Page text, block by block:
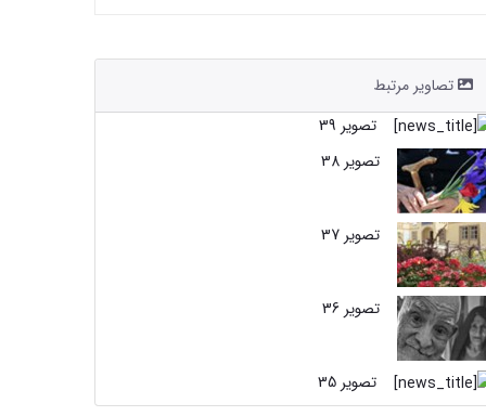
تصاویر مرتبط
تصویر 39
تصویر 38
تصویر 37
تصویر 36
تصویر 35